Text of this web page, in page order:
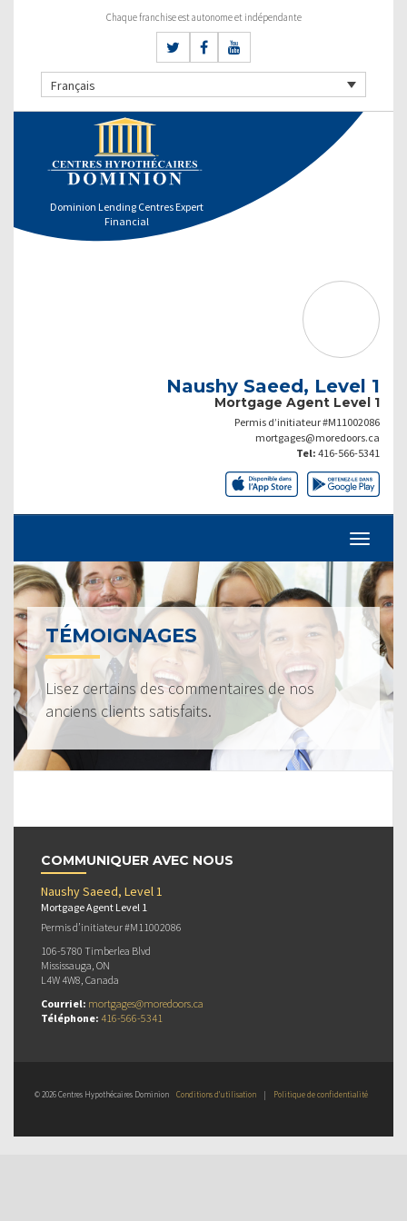
Chaque franchise est autonome et indépendante
Français
Dominion Lending Centres Expert
Financial
Naushy Saeed, Level 1
Mortgage Agent Level 1
Permis d’initiateur #M11002086
mortgages@moredoors.ca
Tel: 416-566-5341
TÉMOIGNAGES
Lisez certains des commentaires de nos
anciens clients satisfaits.
COMMUNIQUER AVEC NOUS
Naushy Saeed, Level 1
Mortgage Agent Level 1
Permis d’initiateur #M11002086
106-5780 Timberlea Blvd
Mississauga, ON
L4W 4W8, Canada
Courriel: mortgages@moredoors.ca
Téléphone: 416-566-5341
© 2026 Centres Hypothécaires Dominion Conditions d’utilisation | Politique de confidentialité